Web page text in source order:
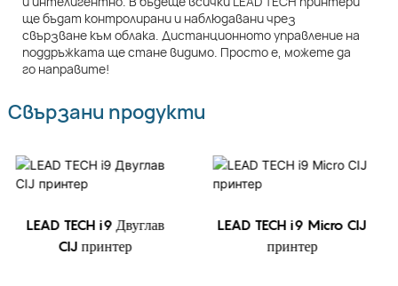
ще бъдат контролирани и наблюдавани чрез
свързване към облака. Дистанционното управление на
поддръжката ще стане видимо. Просто е, можете да
го направите!
Свързани продукти
LEAD TECH i9 Двуглав
CIJ принтер
LEAD TECH i9 Micro CIJ
принтер